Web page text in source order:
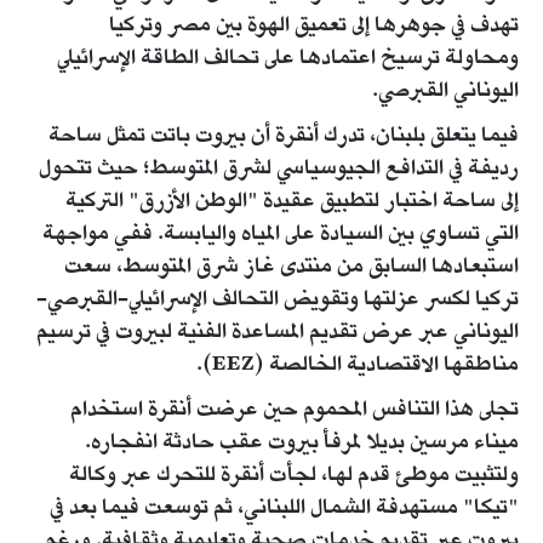
تهدف في جوهرها إلى تعميق الهوة بين مصر وتركيا
ومحاولة ترسيخ اعتمادها على تحالف الطاقة الإسرائيلي
اليوناني القبرصي.
فيما يتعلق بلبنان، تدرك أنقرة أن بيروت باتت تمثل ساحة
رديفة في التدافع الجيوسياسي لشرق المتوسط؛ حيث تتحول
إلى ساحة اختبار لتطبيق عقيدة "الوطن الأزرق" التركية
التي تساوي بين السيادة على المياه واليابسة. ففي مواجهة
استبعادها السابق من منتدى غاز شرق المتوسط، سعت
تركيا لكسر عزلتها وتقويض التحالف الإسرائيلي-القبرصي-
اليوناني عبر عرض تقديم المساعدة الفنية لبيروت في ترسيم
مناطقها الاقتصادية الخالصة (EEZ).
تجلى هذا التنافس المحموم حين عرضت أنقرة استخدام
ميناء مرسين بديلا لمرفأ بيروت عقب حادثة انفجاره.
ولتثبيت موطئ قدم لها، لجأت أنقرة للتحرك عبر وكالة
"تيكا" مستهدفة الشمال اللبناني، ثم توسعت فيما بعد في